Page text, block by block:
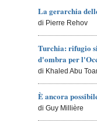
La gerarchia
di Pierre Rehov
Turchia: rifugio
d'ombra per
di Khaled Abu
È ancora
di Guy Millière